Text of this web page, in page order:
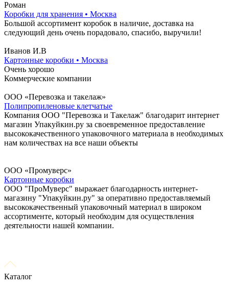
Роман
Коробки для хранения • Москва
Большой ассортимент коробок в наличие, доставка на
следующий день очень порадовало, спасибо, выручили!
Иванов И.В
Картонные коробки • Москва
Очень хорошо
Коммерческие компании
ООО «Перевозка и такелаж»
Полипропиленовые клетчатые
Компания ООО "Перевозка и Такелаж" благодарит интернет
магазин Упакуйкин.ру за своевременное предоставление
высококачественного упаковочного материала в необходимых
нам количествах на все наши объекты
ООО «Промуверс»
Картонные коробки
ООО "ПроМуверс" выражает благодарность интернет-
магазину "Упакуйкин.ру" за оперативно предоставляемый
высококачественный упаковочный материал в широком
ассортименте, который необходим для осуществления
деятельности нашей компании.
Каталог